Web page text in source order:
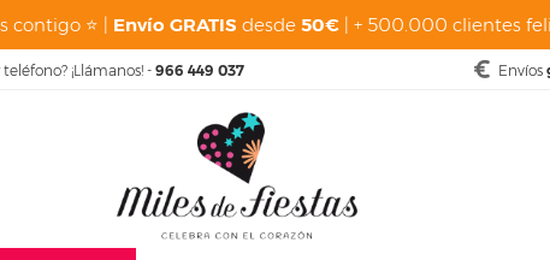
contigo ⭐ | Envío GRATIS desde 50€ | + 500.000 clientes
¡Llámanos! -966 449 037 Envíos